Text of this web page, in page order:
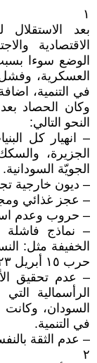
١
بعد
الاقتصادية
الوضع سوءا
العسكرية، وفشل
في التنمية،
النحو التالي:
– انهيار كل
الجزيرة،
الجويّة السودانية.
– ديون خارجية تجاوزت 60
– عجز غذائي
– حروب وعدم
– نماذج فاشلة
الخفيفة مثل:
حرب ١٥ أبريل ٢٠٢٣.
– عدم تحقيق
الرأسمالية
السودان، وكانت
في التنمية.
– عدم الثقة
٢